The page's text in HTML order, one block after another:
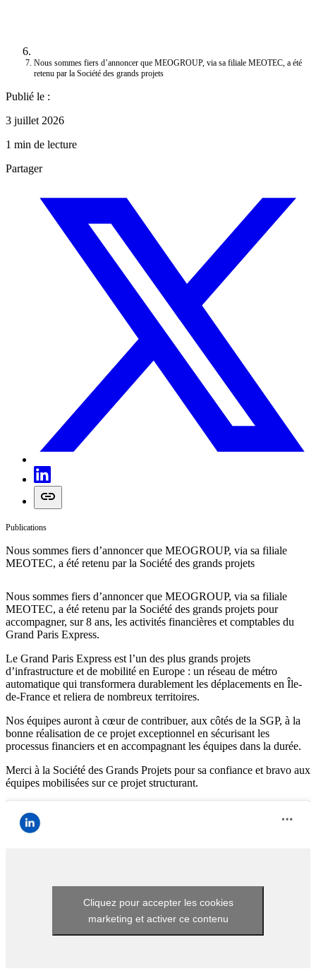
Nous sommes fiers d’annoncer que MEOGROUP, via sa filiale MEOTEC, a été
retenu par la Société des grands projets
Publié le :
3 juillet 2026
1 min de lecture
Partager
Publications
Nous sommes fiers d’annoncer que MEOGROUP, via sa filiale
MEOTEC, a été retenu par la Société des grands projets
Nous sommes fiers d’annoncer que MEOGROUP, via sa filiale
MEOTEC, a été retenu par la Société des grands projets pour
accompagner, sur 8 ans, les activités financières et comptables du
Grand Paris Express.
Le Grand Paris Express est l’un des plus grands projets
d’infrastructure et de mobilité en Europe : un réseau de métro
automatique qui transformera durablement les déplacements en Île-
de-France et reliera de nombreux territoires.
Nos équipes auront à cœur de contribuer, aux côtés de la SGP, à la
bonne réalisation de ce projet exceptionnel en sécurisant les
processus financiers et en accompagnant les équipes dans la durée.
Merci à la Société des Grands Projets pour sa confiance et bravo aux
équipes mobilisées sur ce projet structurant.
Cliquez pour accepter les cookies
marketing et activer ce contenu